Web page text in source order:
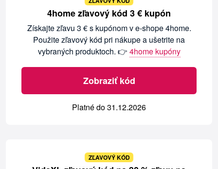
4home zľavový kód 3 € kupón
Získajte zľavu 3 € s kupónom v e-shope 4home.
Použite zľavový kód pri nákupe a ušetrite na
vybraných produktoch. 👉 4home kupóny
Zobraziť kód
Platné do 31.12.2026
ZĽAVOVÝ KÓD